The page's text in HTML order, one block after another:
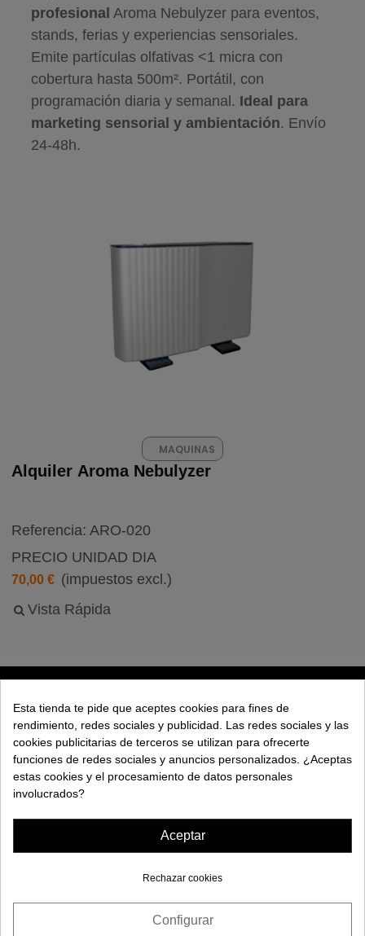
profesional Aroma Nebulyzer para eventos,
stands, ferias y experiencias sensoriales.
Emite partículas olfativas <1 micra con
cobertura hasta 500m². Portátil, con
programación diaria y semanal. Ideal para
marketing sensorial y ambientación. Envío
24-48h.
MAQUINAS
FX
Vista Rápida
Alquiler Aroma Nebulyzer
Referencia: ARO-020
PRECIO UNIDAD DIA
70,00 € (impuestos excl.)
Vista Rápida
EXPLORAR
EMPRESA
Esta tienda te pide que aceptes cookies para fines de
rendimiento, redes sociales y publicidad. Las redes sociales y las
cookies publicitarias de terceros se utilizan para ofrecerte
funciones de redes sociales y anuncios personalizados. ¿Aceptas
estas cookies y el procesamiento de datos personales
involucrados?
Aceptar
Rechazar cookies
Configurar